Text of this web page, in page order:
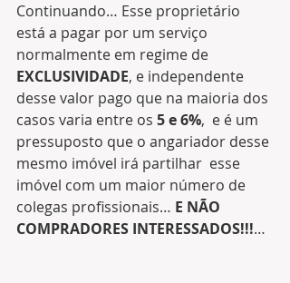
Continuando… Esse proprietário
está a pagar por um serviço
normalmente em regime de
EXCLUSIVIDADE, e independente
desse valor pago que na maioria dos
casos varia entre os 5 e 6%,  e é um
pressuposto que o angariador desse
mesmo imóvel irá partilhar  esse
imóvel com um maior número de
colegas profissionais… E NÃO
COMPRADORES INTERESSADOS!!!…